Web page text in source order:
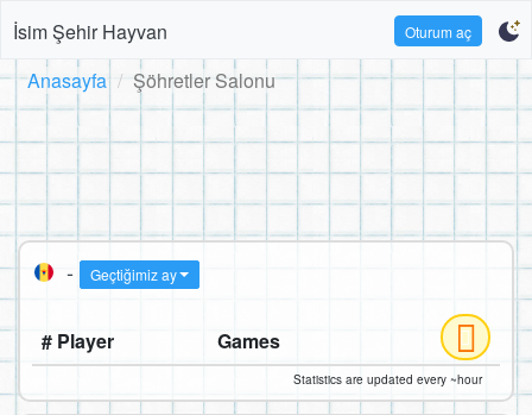
İsim Şehir Hayvan Oturum aç
Anasayfa Şöhretler Salonu
- Geçtiğimiz ay
# Player Games
Statistics are updated every ~hour